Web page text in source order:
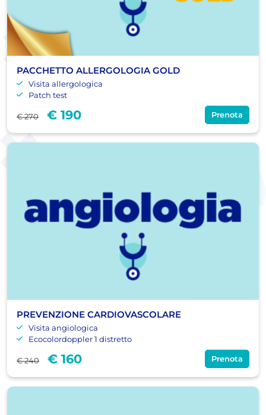
PACCHETTO ALLERGOLOGIA GOLD
Visita allergologica
Patch test
€ 270 € 190 Prenota
PREVENZIONE CARDIOVASCOLARE
Visita angiologica
Ecocolordoppler 1 distretto
€ 240 € 160 Prenota